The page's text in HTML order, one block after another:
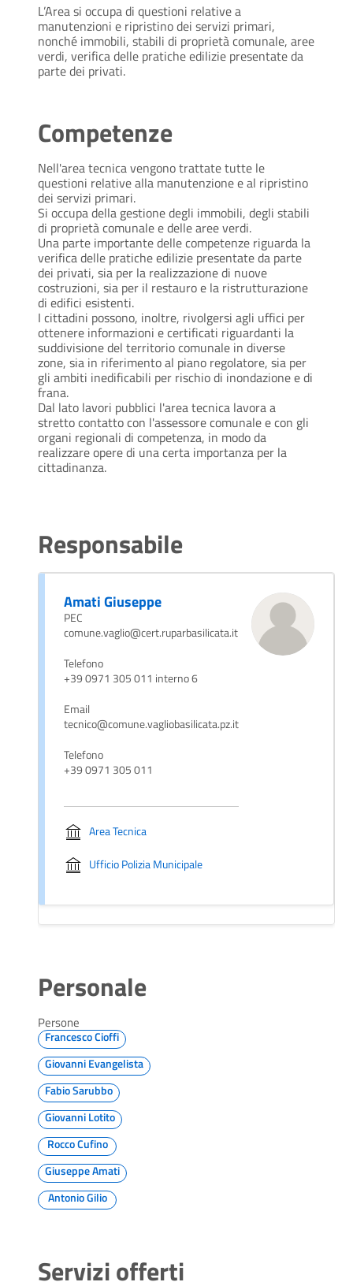
L’Area si occupa di questioni relative a
manutenzioni e ripristino dei servizi primari,
nonché immobili, stabili di proprietà comunale, aree
verdi, verifica delle pratiche edilizie presentate da
parte dei privati.
Competenze
Nell'area tecnica vengono trattate tutte le
questioni relative alla manutenzione e al ripristino
dei servizi primari.
Si occupa della gestione degli immobili, degli stabili
di proprietà comunale e delle aree verdi.
Una parte importante delle competenze riguarda la
verifica delle pratiche edilizie presentate da parte
dei privati, sia per la realizzazione di nuove
costruzioni, sia per il restauro e la ristrutturazione
di edifici esistenti.
I cittadini possono, inoltre, rivolgersi agli uffici per
ottenere informazioni e certificati riguardanti la
suddivisione del territorio comunale in diverse
zone, sia in riferimento al piano regolatore, sia per
gli ambiti inedificabili per rischio di inondazione e di
frana.
Dal lato lavori pubblici l'area tecnica lavora a
stretto contatto con l'assessore comunale e con gli
organi regionali di competenza, in modo da
realizzare opere di una certa importanza per la
cittadinanza.
Responsabile
Amati Giuseppe
PEC
comune.vaglio@cert.ruparbasilicata.it
Telefono
+39 0971 305 011 interno 6
Email
tecnico@comune.vagliobasilicata.pz.it
Telefono
+39 0971 305 011
Area Tecnica
Ufficio Polizia Municipale
Personale
Persone
Francesco Cioffi
Giovanni Evangelista
Fabio Sarubbo
Giovanni Lotito
Rocco Cufino
Giuseppe Amati
Antonio Gilio
Servizi offerti